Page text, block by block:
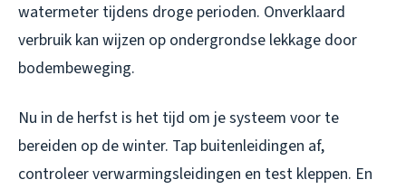
watermeter tijdens droge perioden. Onverklaard
verbruik kan wijzen op ondergrondse lekkage door
bodembeweging.
Nu in de herfst is het tijd om je systeem voor te
bereiden op de winter. Tap buitenleidingen af,
controleer verwarmingsleidingen en test kleppen. En